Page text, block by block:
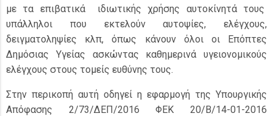
με τα επιβατικά ιδιωτικής χρήσης αυτοκίνητά τους
υπάλληλοι που εκτελούν αυτοψίες, ελέγχους,
δειγματοληψίες κλπ, όπως κάνουν όλοι οι Επόπτες
Δημόσιας Υγείας ασκώντας καθημερινά υγειονομικούς
ελέγχους στους τομείς ευθύνης τους.
Στην περικοπή αυτή οδηγεί η εφαρμογή της Υπουργικής
Απόφασης 2/73/ΔΕΠ/2016 ΦΕΚ 20/Β/14-01-2016